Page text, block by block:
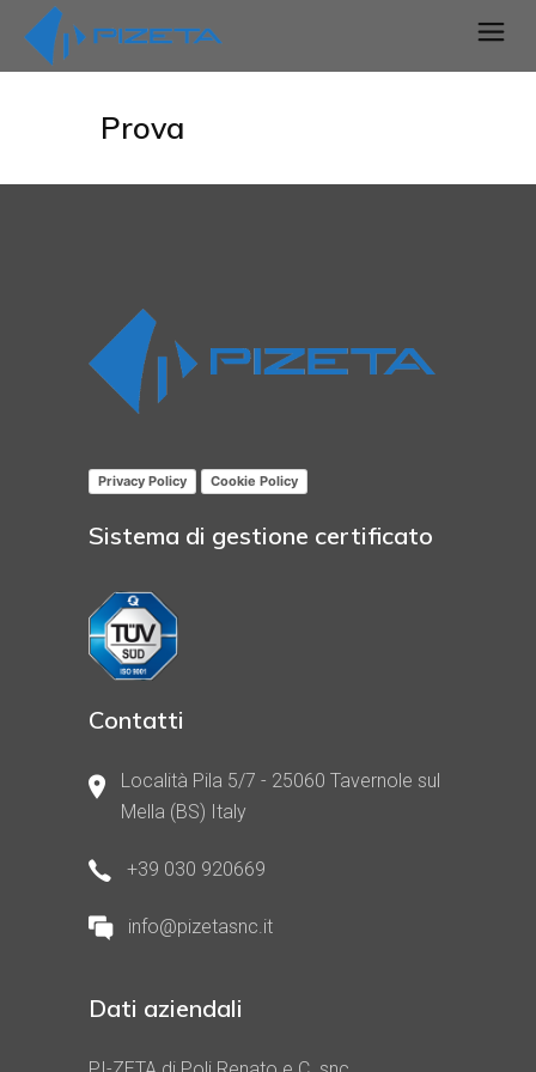
Prova
Privacy Policy Cookie Policy
Sistema di gestione certificato
Contatti
Località Pila 5/7 - 25060 Tavernole sul
Mella (BS) Italy
+39 030 920669
info@pizetasnc.it
Dati aziendali